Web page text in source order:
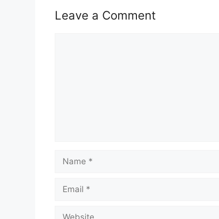
Nama Majikan :
Kelayakan :
Leave a Comment
Name
Email
Website